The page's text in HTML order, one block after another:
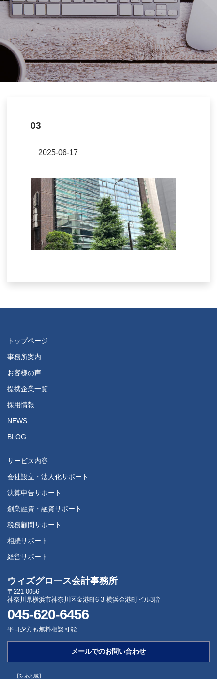
03
2025-06-17
トップページ
事務所案内
お客様の声
提携企業一覧
採用情報
NEWS
BLOG
サービス内容
会社設立・法人化サポート
決算申告サポート
創業融資・融資サポート
税務顧問サポート
相続サポート
経営サポート
ウィズグロース会計事務所
〒221-0056
神奈川県横浜市神奈川区金港町6-3 横浜金港町ビル3階
045-620-6456
平日夕方も無料相談可能
メールでのお問い合わせ
【対応地域】